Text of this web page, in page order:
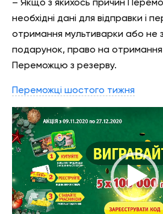
необхідні дані для відправки і
отримання мультиварки або не
подарунок, право на
Переможцю з резерву.
Переможці шостого тижня
Відеопрогравач